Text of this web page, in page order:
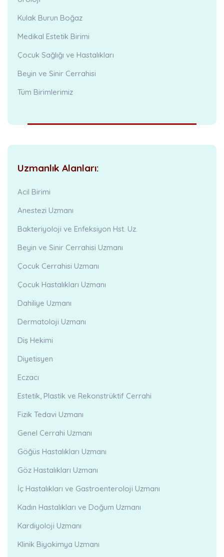
Kulak Burun Boğaz
Medikal Estetik Birimi
Çocuk Sağlığı ve Hastalıkları
Beyin ve Sinir Cerrahisi
Tüm Birimlerimiz
Uzmanlık Alanları:
Acil Birimi
Anestezi Uzmanı
Bakteriyoloji ve Enfeksiyon Hst. Uz.
Beyin ve Sinir Cerrahisi Uzmanı
Çocuk Cerrahisi Uzmanı
Çocuk Hastalıkları Uzmanı
Dahiliye Uzmanı
Dermatoloji Uzmanı
Diş Hekimi
Diyetisyen
Eczacı
Estetik, Plastik ve Rekonstrüktif Cerrahi
Fizik Tedavi Uzmanı
Genel Cerrahi Uzmanı
Göğüs Hastalıkları Uzmanı
Göz Hastalıkları Uzmanı
İç Hastalıkları ve Gastroenteroloji Uzmanı
Kadın Hastalıkları ve Doğum Uzmanı
Kardiyoloji Uzmanı
Klinik Biyokimya Uzmanı